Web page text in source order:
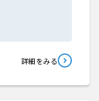
詳細をみる